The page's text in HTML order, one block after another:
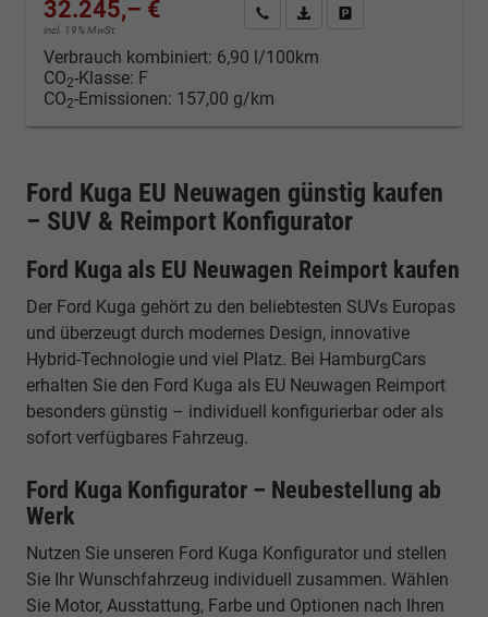
32.245,– €
incl. 19% MwSt.
Kontakt & Angebot anfordern
PDF-Datei, Fahrzeugexposé
Verbrauch kombiniert: 6,90 l/100km
CO2-Klasse: F
CO2-Emissionen: 157,00 g/km
Ford Kuga EU Neuwagen günstig kaufen
– SUV & Reimport Konfigurator
Ford Kuga als EU Neuwagen Reimport kaufen
Der Ford Kuga gehört zu den beliebtesten SUVs Europas
und überzeugt durch modernes Design, innovative
Hybrid-Technologie und viel Platz. Bei HamburgCars
erhalten Sie den Ford Kuga als EU Neuwagen Reimport
besonders günstig – individuell konfigurierbar oder als
sofort verfügbares Fahrzeug.
Ford Kuga Konfigurator – Neubestellung ab
Werk
Nutzen Sie unseren Ford Kuga Konfigurator und stellen
Sie Ihr Wunschfahrzeug individuell zusammen. Wählen
Sie Motor, Ausstattung, Farbe und Optionen nach Ihren